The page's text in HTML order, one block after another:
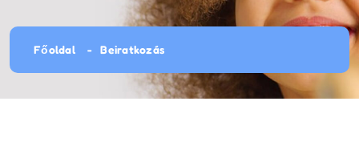
Főoldal Beiratkozás